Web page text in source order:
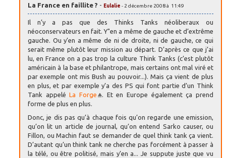
La France en faillite ? - Eulalie - 2 décembre 2008 à 11:49
Il n’y a pas que des Thinks Tanks néoliberaux ou
néoconservateurs en fait. Y"en a même de gauche et d’extrême
gauche. Ou y’en a même de ni de droite, ni de gauche, ce qui
serait même plutôt leur mission au départ. D’après ce que j’ai
lu, en France on a pas trop la culture Think Tanks (c’est plutôt
américain à la base et philantrope, mais certains ont mal viré et
par exemple ont mis Bush au pouvoir...). Mais ça vient de plus
en plus, et par exemple y’a des PS qui font partie d’un Think
Tank appeléLa Forge
. Et en Europe également ça prend
forme de plus en plus.
Donc, je dis pas qu’à chaque fois qu’on regarde une emission,
qu’on lit un article de journal, qu’on entend Sarko causer, ou
Fillon, ou Machin faut se demander de quel think tank ça vient.
D’autant qu’un think tank ne cherche pas forcément à passer à
la télé, ou être politisé, mais y’en a... Je suppute juste que vu